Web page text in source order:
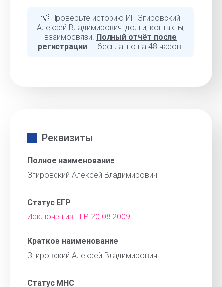
💡 Проверьте историю ИП Згировский
Алексей Владимирович: долги, контакты,
взаимосвязи. Полный отчёт после
регистрации — бесплатно на 48 часов.
Реквизиты
Полное наименование
Згировский Алексей Владимирович
Статус ЕГР
Исключен из ЕГР 20.08.2009
Краткое наименование
Згировский Алексей Владимирович
Статус МНС